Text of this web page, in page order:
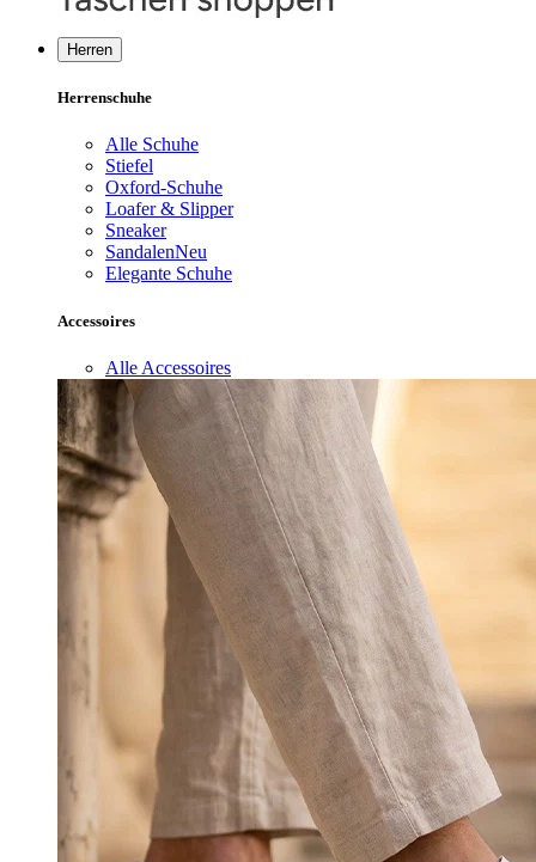
Herren
Herrenschuhe
Alle Schuhe
Stiefel
Oxford-Schuhe
Loafer & Slipper
Sneaker
SandalenNeu
Elegante Schuhe
Accessoires
Alle Accessoires